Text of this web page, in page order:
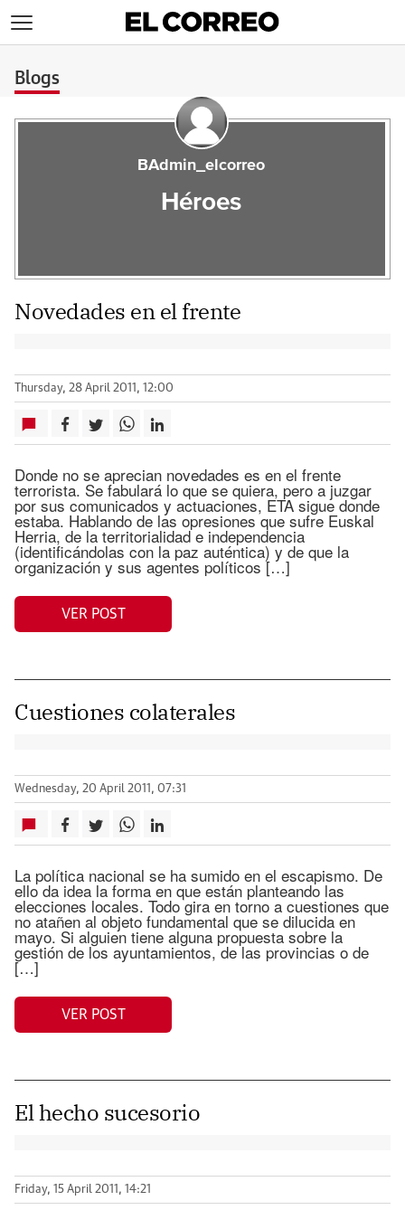
Blogs
BAdmin_elcorreo
Héroes
Novedades en el frente
Thursday, 28 April 2011, 12:00
Donde no se aprecian novedades es en el frente
terrorista. Se fabulará lo que se quiera, pero a juzgar
por sus comunicados y actuaciones, ETA sigue donde
estaba. Hablando de las opresiones que sufre Euskal
Herria, de la territorialidad e independencia
(identificándolas con la paz auténtica) y de que la
organización y sus agentes políticos […]
VER POST
Cuestiones colaterales
Wednesday, 20 April 2011, 07:31
La política nacional se ha sumido en el escapismo. De
ello da idea la forma en que están planteando las
elecciones locales. Todo gira en torno a cuestiones que
no atañen al objeto fundamental que se dilucida en
mayo. Si alguien tiene alguna propuesta sobre la
gestión de los ayuntamientos, de las provincias o de
[…]
VER POST
El hecho sucesorio
Friday, 15 April 2011, 14:21